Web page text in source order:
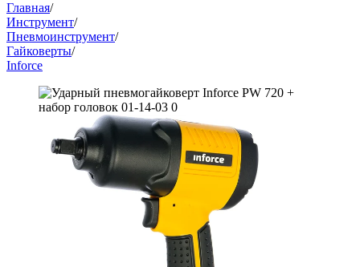
Главная/
Инструмент/
Пневмоинструмент/
Гайковерты/
Inforce